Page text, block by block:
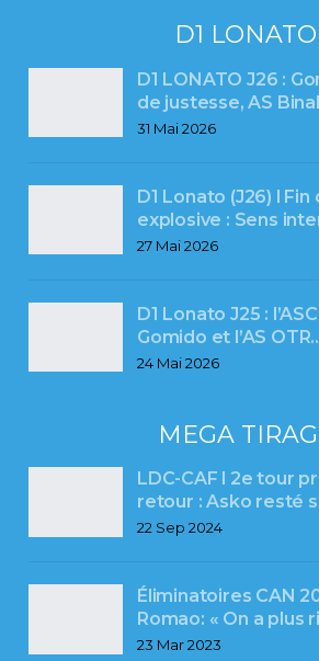
D1 LONATO
D1 LONATO J26 :
de justesse, AS
31 Mai 2026
D1 Lonato (J26) l Fin
explosive : Sens
27 Mai 2026
D1 Lonato J25 :
Gomido et l’AS
24 Mai 2026
MEGA
LDC-CAF l 2e tour
retour : Asko resté
22 Sep 2024
Éliminatoires CAN
Romao: « On a plus
23 Mar 2023